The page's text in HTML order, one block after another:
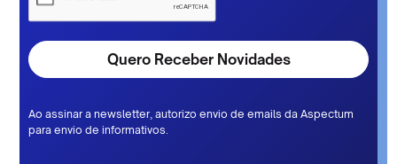
Ao assinar a newsletter, autorizo envio de emails da Aspectum
para envio de informativos.